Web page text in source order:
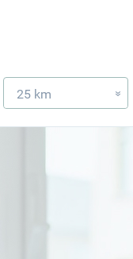
25 km »